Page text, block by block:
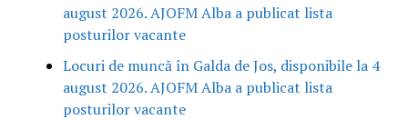
august 2026. AJOFM Alba a publicat lista
posturilor vacante
Locuri de muncă în Galda de Jos, disponibile la 4
august 2026. AJOFM Alba a publicat lista
posturilor vacante